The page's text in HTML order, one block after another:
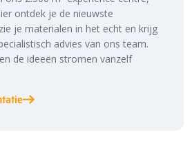
ontdek je de nieuwste
je materialen in het echt en krijg
advies van ons team.
de ideeën stromen vanzelf